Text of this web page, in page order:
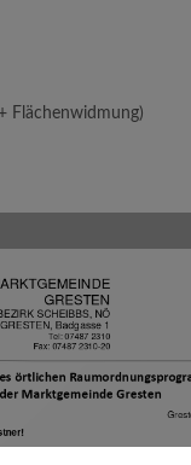
Flächenwidmung)